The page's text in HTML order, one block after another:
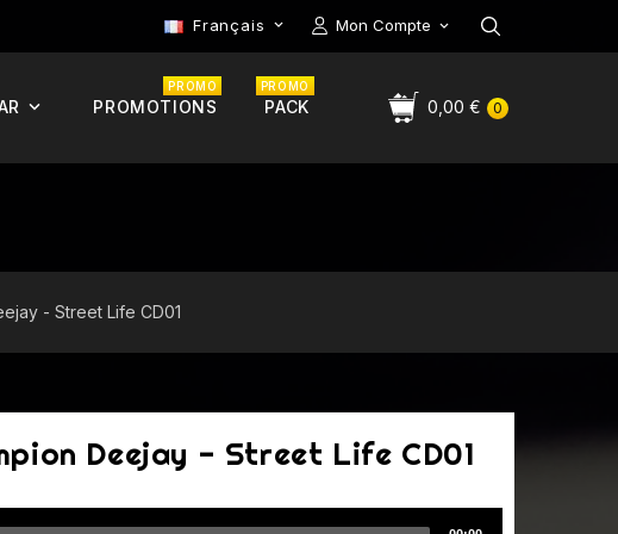
Mon Compte
Français 
0
0,00 €
PROMOTIONS
PROMO
PACK
PROMO
- Street Life CD01
Deejay - Street Life CD01